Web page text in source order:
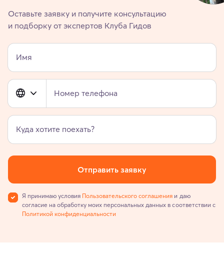
Оставьте заявку и получите консультацию
и подборку от экспертов Клуба Гидов
Имя
Номер телефона
Куда хотите поехать?
Отправить заявку
Я принимаю условия Пользовательского соглашения и даю
согласие на обработку моих персональных данных в соответствии с
Политикой конфиденциальности